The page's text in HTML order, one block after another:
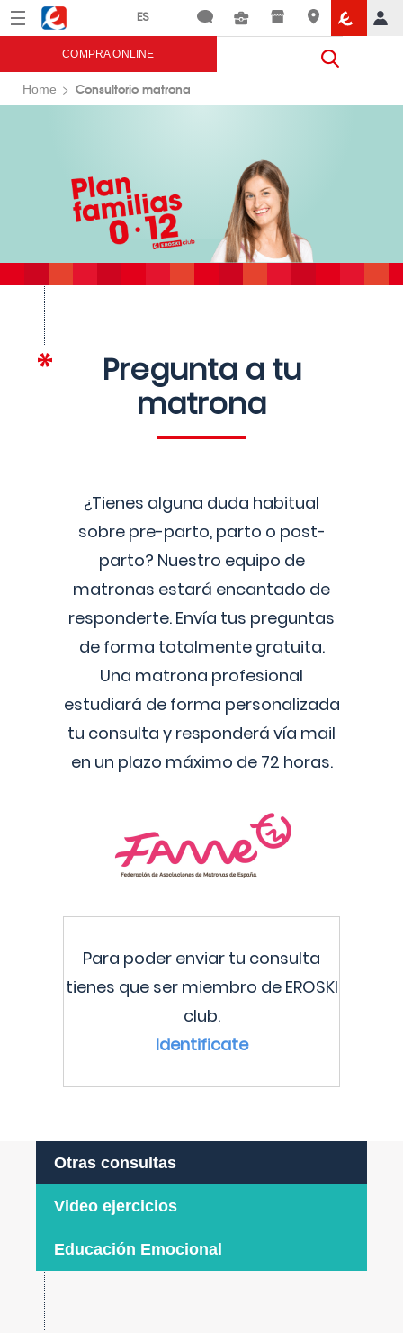
Menú Eroski
COMPRA ONLINE
Home Consultorio matrona
Pregunta a tu
matrona
¿Tienes alguna duda habitual
sobre pre-parto, parto o post-
parto? Nuestro equipo de
matronas estará encantado de
responderte. Envía tus preguntas
de forma totalmente gratuita.
Una matrona profesional
estudiará de forma personalizada
tu consulta y responderá vía mail
en un plazo máximo de 72 horas.
Para poder enviar tu consulta
tienes que ser miembro de EROSKI
club.
Identificate
Otras consultas
Video ejercicios
Educación Emocional